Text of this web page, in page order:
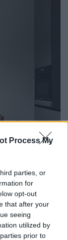
Process My
parties, or
for
opt-out
that after your
seeing
utilized by
prior to